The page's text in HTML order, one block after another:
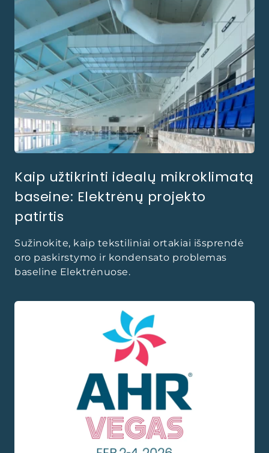
Kaip užtikrinti idealų mikroklimatą
baseine: Elektrėnų projekto
patirtis
Sužinokite, kaip tekstiliniai ortakiai išsprendė
oro paskirstymo ir kondensato problemas
baseline Elektrėnuose.